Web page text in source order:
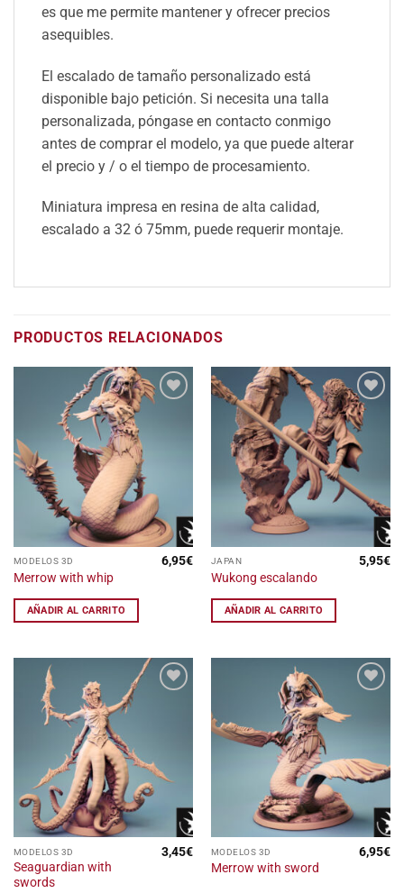
es que me permite mantener y ofrecer precios
asequibles.
El escalado de tamaño personalizado está
disponible bajo petición. Si necesita una talla
personalizada, póngase en contacto conmigo
antes de comprar el modelo, ya que puede alterar
el precio y / o el tiempo de procesamiento.
Miniatura impresa en resina de alta calidad,
escalado a 32 ó 75mm, puede requerir montaje.
PRODUCTOS RELACIONADOS
MODELOS 3D
Merrow with whip
6,95€
AÑADIR AL CARRITO
Añadir
a la
lista
de
deseos
JAPAN
Wukong escalando
5,95€
AÑADIR AL CARRITO
MODELOS 3D
Seaguardian with
swords
3,45€ MODELOS 3D
Merrow with sword
6,95€